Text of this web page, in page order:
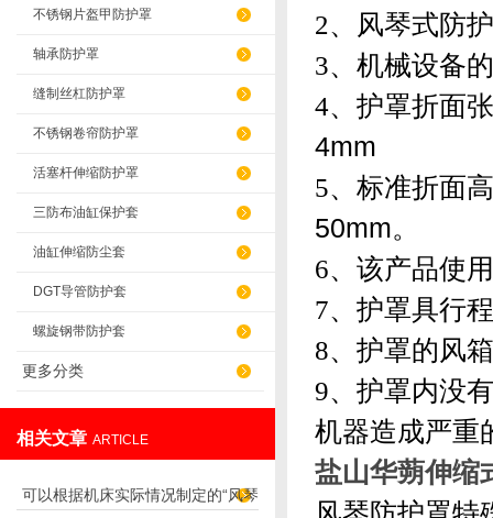
不锈钢片盔甲防护罩
轴承防护罩
缝制丝杠防护罩
不锈钢卷帘防护罩
活塞杆伸缩防护罩
三防布油缸保护套
油缸伸缩防尘套
DGT导管防护套
螺旋钢带防护套
更多分类
相关文章 ARTICLE
可以根据机床实际情况制定的“风琴
2、
风琴式防
3、 机械设备
4、 护罩折面
4mm
5、 标准折面
50mm。
6、 该产品使
7、 护罩具行
8、 护罩的风
9、 护罩内没
机器造成严重
盐山华蒴伸缩